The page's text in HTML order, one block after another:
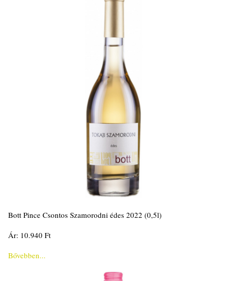
Bott Pince Csontos Szamorodni édes 2022 (0,5l)
Ár: 10.940 Ft
Bővebben...